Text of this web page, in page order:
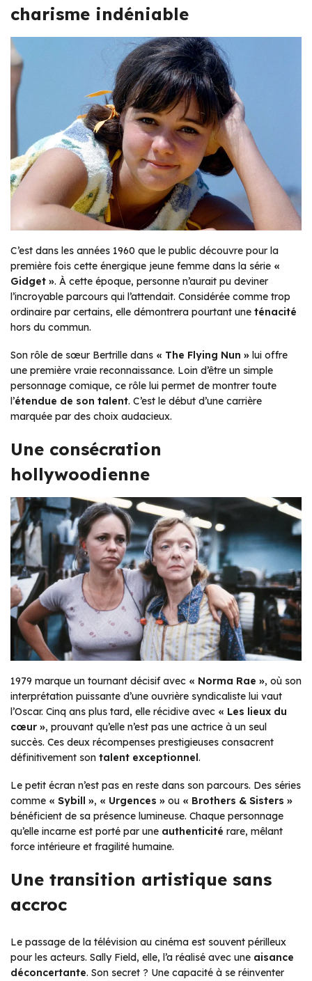
charisme indéniable
C’est dans les années 1960 que le public découvre pour la
première fois cette énergique jeune femme dans la série «
Gidget ». À cette époque, personne n’aurait pu deviner
l’incroyable parcours qui l’attendait. Considérée comme trop
ordinaire par certains, elle démontrera pourtant une ténacité
hors du commun.
Son rôle de sœur Bertrille dans « The Flying Nun » lui offre
une première vraie reconnaissance. Loin d’être un simple
personnage comique, ce rôle lui permet de montrer toute
l’étendue de son talent. C’est le début d’une carrière
marquée par des choix audacieux.
Une consécration
hollywoodienne
1979 marque un tournant décisif avec « Norma Rae », où son
interprétation puissante d’une ouvrière syndicaliste lui vaut
l’Oscar. Cinq ans plus tard, elle récidive avec « Les lieux du
cœur », prouvant qu’elle n’est pas une actrice à un seul
succès. Ces deux récompenses prestigieuses consacrent
définitivement son talent exceptionnel .
Le petit écran n’est pas en reste dans son parcours. Des séries
comme « Sybill », « Urgences » ou « Brothers & Sisters »
bénéficient de sa présence lumineuse. Chaque personnage
qu’elle incarne est porté par une authenticité rare, mêlant
force intérieure et fragilité humaine.
Une transition artistique sans
accroc
Le passage de la télévision au cinéma est souvent périlleux
pour les acteurs. Sally Field, elle, l’a réalisé avec une aisance
déconcertante. Son secret ? Une capacité à se réinventer